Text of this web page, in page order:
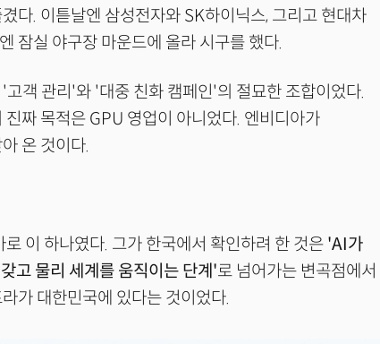
다. 이튿날엔 삼성전자와 SK하이닉스, 그리고 현대차
잠실 야구장 마운드에 올라 시구를 했다.
객 관리'와 '대중 친화 캠페인'의 절묘한 조합이었다.
짜 목적은 GPU 영업이 아니었다. 엔비디아가
온 것이다.
이 하나였다. 그가 한국에서 확인하려 한 것은 'AI가
고 물리 세계를 움직이는 단계'로 넘어가는 변곡점에서
가 대한민국에 있다는 것이었다.